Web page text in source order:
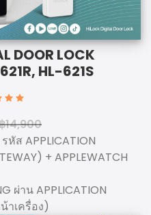
DOOR LOCK
HL-621S
14,900
ส APPLICATION
+ APPLEWATCH
ผ่าน APPLICATION
เครื่อง)